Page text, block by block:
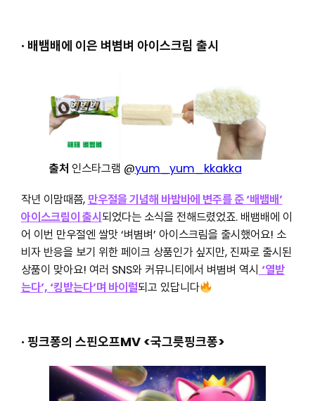
· 배뱀배에 이은 벼볌벼 아이스크림 출시
출처 인스타그램 @yum_yum_kkakka
작년 이맘때쯤, 만우절을 기념해 바밤바에 변주를 준 ‘배뱀배’
아이스크림이 출시되었다는 소식을 전해드렸었죠. 배뱀배에 이
어 이번 만우절엔 쌀맛 ‘벼볌벼’ 아이스크림을 출시했어요! 소
비자 반응을 보기 위한 페이크 상품인가 싶지만, 진짜로 출시된
상품이 맞아요! 여러 SNS와 커뮤니티에서 벼볌벼 역시 ‘열받
는다’, ‘킹받는다’며 바이럴되고 있답니다
· 핑크퐁의 스핀오프MV <국그릇핑크퐁>